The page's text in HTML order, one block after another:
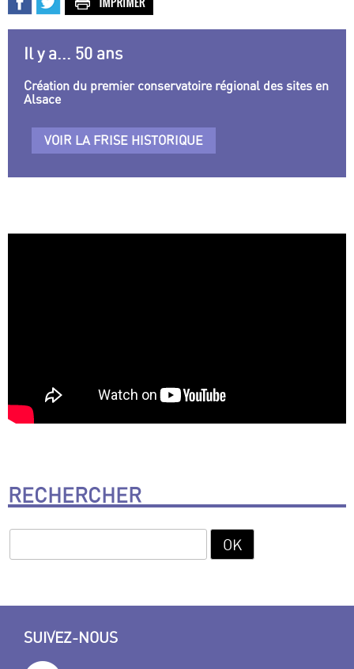
Il y a... 50 ans
Création du premier conservatoire régional des sites en
Alsace
VOIR LA FRISE HISTORIQUE
RECHERCHER
SUIVEZ-NOUS